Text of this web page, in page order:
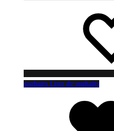
souhaits Liste de souhaits